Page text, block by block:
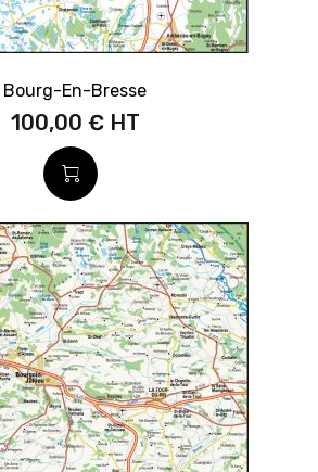
Bourg-En-Bresse
100,00 €